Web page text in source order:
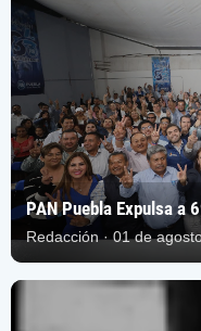
PAN Puebla Expulsa a
Redacción · 01 de